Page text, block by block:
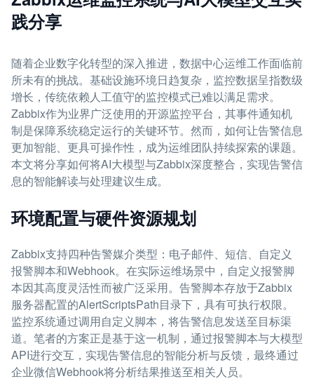
践分享
随着企业数字化转型的深入推进，数据中心运维工作面临前
所未有的挑战。基础设施环境日趋复杂，监控数据呈指数级
增长，传统依赖人工值守的监控模式已难以满足需求。
Zabbix作为业界广泛使用的开源监控平台，其事件通知机
制是保障系统稳定运行的关键环节。然而，如何让告警信息
更加智能、更具可操作性，成为运维团队持续探索的课题。
本文将分享如何将AI大模型与Zabbix深度整合，实现告警信
息的智能解读与处理建议生成。
环境配置与硬件资源规划
Zabbix支持四种告警媒介类型：电子邮件、短信、自定义
报警脚本和Webhook。在实际运维场景中，自定义报警脚
本因其高度灵活性而被广泛采用。告警脚本存放于Zabbix
服务器配置的AlertScriptsPath目录下，具有可执行权限。
监控系统通过调用自定义脚本，将告警信息发送至目标渠
道。笔者的方案正是基于这一机制，通过报警脚本与大模型
API进行交互，实现告警信息的智能分析与反馈，最终通过
企业微信Webhook将分析结果推送至相关人员。